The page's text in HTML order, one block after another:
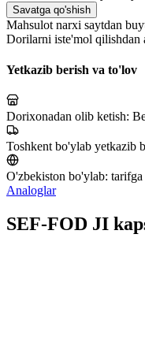
Savatga qo'shish
Mahsulot narxi saytdan
Dorilarni iste'mol qilishdan
Yetkazib berish va to'lov
Dorixonadan olib ketish:
Toshkent bo'ylab yetkazib
O'zbekiston bo'ylab:
Analoglar
SЕF-FOD JI